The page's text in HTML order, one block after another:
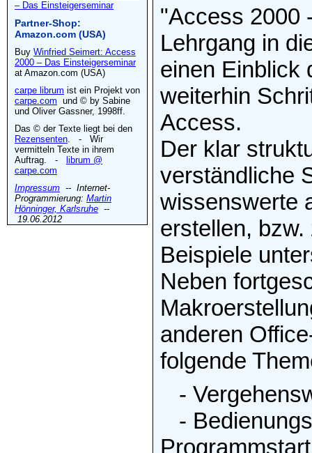
"Access 2000
Lehrgang in
einen Einblick
weiterhin
Access.
Der klar
verständliche
wissenswerte
erstellen,
Beispiele
Neben
anderen
folgende
-
-
– Das Einsteigerseminar
Partner-Shop:
Amazon.com (USA)
Buy Winfried Seimert: Access
2000 – Das Einsteigerseminar
at Amazon.com (USA)
carpe librum ist ein Projekt von
carpe.com und © by Sabine
und Oliver Gassner, 1998ff.
Das © der Texte liegt bei den
Rezensenten. - Wir
vermitteln Texte in ihrem
Auftrag. -
librum @
carpe.com
Impressum -- Internet-
Programmierung: Martin
Hönninger, Karlsruhe --
19.06.2012